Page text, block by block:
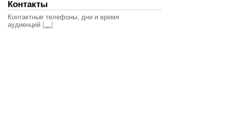
Контакты
Контактные телефоны, дни и время
аудиенций […]